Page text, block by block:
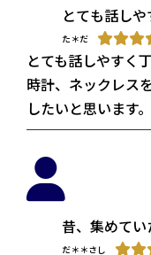
とても話しや
時計、ネッ
た＊だ
とても話しやすく
時計、ネックレス
したいと思います。
昔、集めて
だ＊＊さし